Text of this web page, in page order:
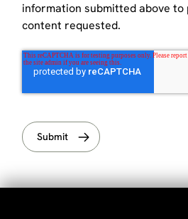
information submitted above to
content requested.